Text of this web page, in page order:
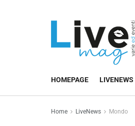
HOMEPAGE LIVENEWS
Home LiveNews Mondo